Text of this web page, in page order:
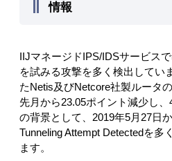
情報
IIJマネージドIPS/IDSサービス
を試みる攻撃を多く検出してい
たNetis及びNetcore社製ルータ
先月から23.05ポイント減少し
の背景として、2019年5月27日
Tunneling Attempt Detectedを多
ます。